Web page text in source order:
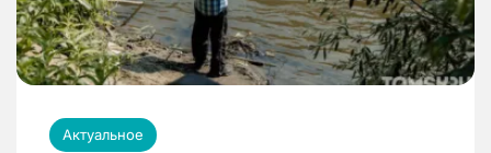
Актуальное